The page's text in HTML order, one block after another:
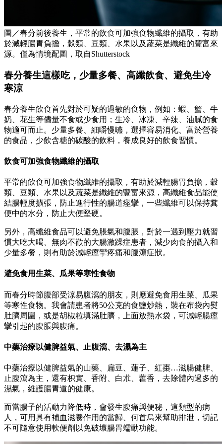
圖／春分前後養生，平常的飲食可加強食物纖維的攝取，有助
於減輕腸胃負擔，穀類、豆類、水果以及蔬菜是纖維的豐富來
源。僅為情境配圖，取自Shutterstock
春分養生這樣吃， 少量多餐、 高纖飲食、 避免生冷
寒涼
春分養生飲食首先對於可疑的過敏的食物，例如：蝦、蟹、牛
奶、花生等儘量不食或少食用；生冷、冰凍、辛辣、油膩的食
物適可而止。少量多餐、細嚼慢嚥，選擇容易消化、富於營養
的食品，少飲含糖的碳酸的飲料，養成良好的飲食習慣。
飲食可加強食物纖維的攝取
平常的飲食可加強食物纖維的攝取，有助於減輕腸胃負擔，穀
類、豆類、水果以及蔬菜是纖維的豐富來源，高纖維食品能使
結腸輕度擴張，防止進行性的腸道痙攣，一些纖維可以保持糞
便中的水分，防止大便堅硬。
另外，高纖維食品可以避免脹氣和腹脹，對於一遇到壓力就習
慣大吃大喝、無肉不歡的大腸激躁症患者，減少肉食的攝入和
少量多餐，則有助於減輕痙攣疼痛和腹瀉症狀。
避免食用生菜、瓜果等寒性食物
而春分時節腹部受涼易腹瀉的朋友，則應避免食用生菜、瓜果
等寒性食物。我會請患者將50公克的食鹽炒熱，裝在布袋內熨
肚臍周圍，或是胡椒粒填滿肚臍，上面放熱水袋，可減輕腸痙
攣引起的腹脹與腹痛。
中藥治療以健脾益氣、止腹瀉、 去濕為主
中藥治療以健脾益氣的山藥、扁豆、蓮子、紅棗…滋腸健脾、
止腹瀉為主，還有枳實、香附、白朮、藿香，去除體內過多的
濕氣，維護腸胃道的健康。
而當腸子的活動力降低時，會發生腹痛與便秘，這類型的病
人，可用具有補血滋養作用的當歸、何首烏來幫助排泄，切記
不可隨意使用軟便劑以免破壞腸胃蠕動功能。